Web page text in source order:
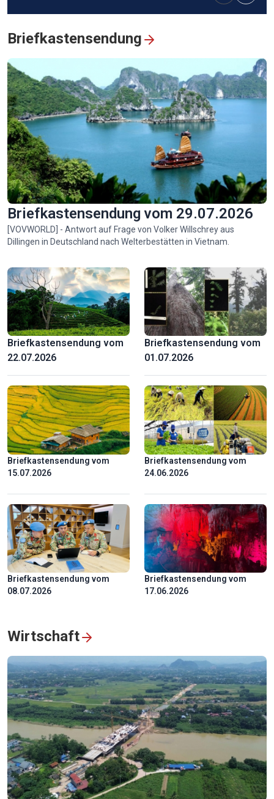
Das Khai-Dinh-Mausoleum – ein Wahrzeichen des ost-
westlichen
Spuren einer humanitären Mission
3D-Mapping-Show zum 50. Jahrestag der Umbenennung
Tourismus in Vinh Long: Die Fortschreibung der
Briefkastensendung
Briefkastensendung vom 29.07.2026
[VOVWORLD] - Antwort auf Frage von Volker Willschrey aus
Dillingen in Deutschland nach Welterbestätten in Vietnam.
Briefkastensendung vom
22.07.2026
Briefkastensendung vom
15.07.2026
Briefkastensendung vom
08.07.2026
Briefkastensendung vom
01.07.2026
Briefkastensendung vom
24.06.2026
Briefkastensendung vom
17.06.2026
Wirtschaft